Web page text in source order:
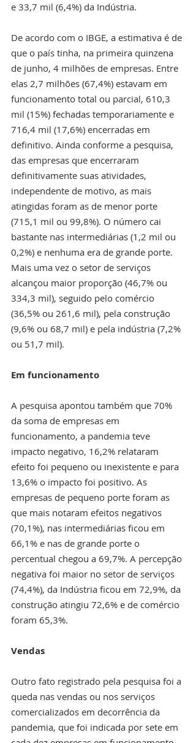
e 33,7 mil (6,4%) da Indústria.
De acordo com o IBGE, a estimativa é de
que o país tinha, na primeira quinzena
de junho, 4 milhões de empresas. Entre
elas 2,7 milhões (67,4%) estavam em
funcionamento total ou parcial, 610,3
mil (15%) fechadas temporariamente e
716,4 mil (17,6%) encerradas em
definitivo. Ainda conforme a pesquisa,
das empresas que encerraram
definitivamente suas atividades,
independente de motivo, as mais
atingidas foram as de menor porte
(715,1 mil ou 99,8%). O número cai
bastante nas intermediárias (1,2 mil ou
0,2%) e nenhuma era de grande porte.
Mais uma vez o setor de serviços
alcançou maior proporção (46,7% ou
334,3 mil), seguido pelo comércio
(36,5% ou 261,6 mil), pela construção
(9,6% ou 68,7 mil) e pela indústria (7,2%
ou 51,7 mil).
Em funcionamento
A pesquisa apontou também que 70%
da soma de empresas em
funcionamento, a pandemia teve
impacto negativo, 16,2% relataram
efeito foi pequeno ou inexistente e para
13,6% o impacto foi positivo. As
empresas de pequeno porte foram as
que mais notaram efeitos negativos
(70,1%), nas intermediárias ficou em
66,1% e nas de grande porte o
percentual chegou a 69,7%. A percepção
negativa foi maior no setor de serviços
(74,4%), da Indústria ficou em 72,9%, da
construção atingiu 72,6% e de comércio
foram 65,3%.
Vendas
Outro fato registrado pela pesquisa foi a
queda nas vendas ou nos serviços
comercializados em decorrência da
pandemia, que foi indicada por sete em